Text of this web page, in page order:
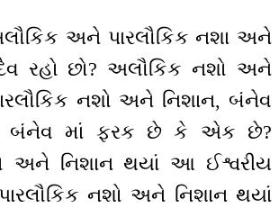
અને પારલૌકિક નશા અને
રહો છો? અલૌકિક નશો અને
નશો અને નિશાન, બંનેવ
બંનેવ માં ફરક છે કે એક છે?
અને નિશાન થયાં આ ઈશ્વરીય
નશો અને નિશાન થયાં